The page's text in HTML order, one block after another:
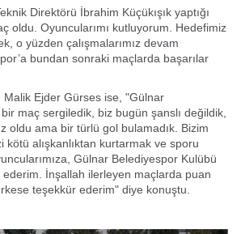
Direktörü İbrahim Küçükışık yaptığı
oldu. Oyuncularımı kutluyorum. Hedefimiz
o yüzden çalışmalarımız devam
bundan sonraki maçlarda başarılar
Malik Ejder Gürses ise, "Gülnar
maç sergiledik, biz bugün şanslı değildik,
oldu ama bir türlü gol bulamadık. Bizim
kötü alışkanlıktan kurtarmak ve sporu
Gülnar Belediyespor Kulübü
ederim. İnşallah ilerleyen maçlarda puan
teşekkür ederim" diye konuştu.